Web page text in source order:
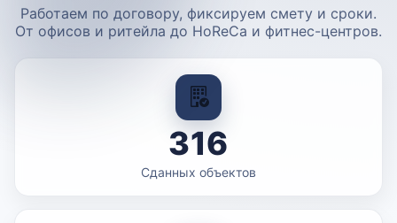
Работаем по договору, фиксируем смету и сроки.
От офисов и ритейла до HoReCa и фитнес-центров.
316
Сданных объектов